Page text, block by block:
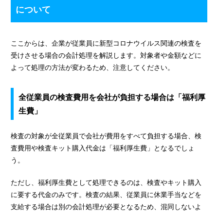
について
ここからは、企業が従業員に新型コロナウイルス関連の検査を
受けさせる場合の会計処理を解説します。対象者や金額などに
よって処理の方法が変わるため、注意してください。
全従業員の検査費用を会社が負担する場合は「福利厚
生費」
検査の対象が全従業員で会社が費用をすべて負担する場合、検
査費用や検査キット購入代金は「福利厚生費」となるでしょ
う。
ただし、福利厚生費として処理できるのは、検査やキット購入
に要する代金のみです。検査の結果、従業員に休業手当などを
支給する場合は別の会計処理が必要となるため、混同しないよ